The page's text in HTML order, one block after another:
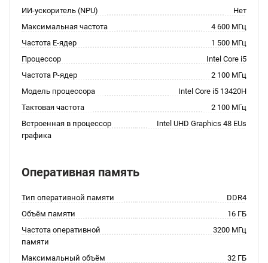
ИИ-ускоритель (NPU)
Нет
Максимальная частота
4 600 МГц
Частота E-ядер
1 500 МГц
Процессор
Intel Core i5
Частота P-ядер
2 100 МГц
Модель процессора
Intel Core i5 13420H
Тактовая частота
2 100 МГц
Встроенная в процессор
графика
Intel UHD Graphics 48 EUs
Оперативная память
Тип оперативной памяти
DDR4
Объём памяти
16 ГБ
Частота оперативной
памяти
3200 МГц
Максимальный объём
32 ГБ